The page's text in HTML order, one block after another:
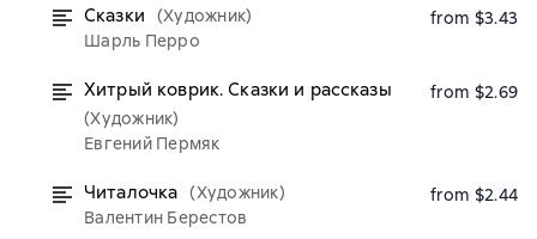
Сказки
(Художник)
Шарль Перро
from $3.43
Хитрый коврик. Сказки и рассказы
(Художник)
Евгений Пермяк
from $2.69
Читалочка (Художник)
Валентин Берестов
from $2.44